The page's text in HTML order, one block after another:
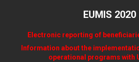
EUMIS 2020
Electronic reporting of
Information about the
operational programs with